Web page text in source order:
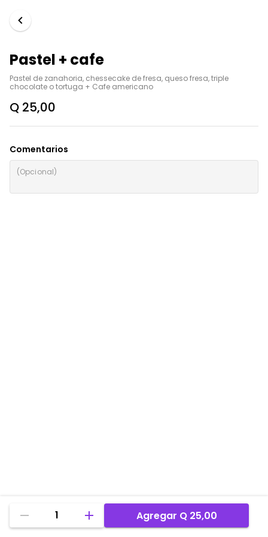
Pastel + cafe
Pastel de zanahoria, chessecake de fresa, queso fresa, triple
chocolate o tortuga + Cafe americano
Q 25,00
Comentarios
1 Agregar Q 25,00